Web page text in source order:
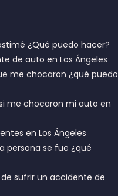
¿Qué puedo hacer?
de auto en Los Ángeles
me chocaron ¿qué puedo
me chocaron mi auto en
en Los Ángeles
persona se fue ¿qué
sufrir un accidente de